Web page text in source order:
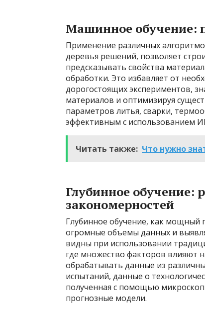
Машинное обучение:
Применение различных
деревья решений, позволяет
предсказывать свойства
обработки. Это избавляет от
дорогостоящих экспериментов,
материалов и оптимизируя
параметров литья, сварки,
эффективным с использованием
Читать также: Что нужно
Глубинное обучение:
закономерностей
Глубинное обучение, как мощный
огромные объемы данных и
видны при использовании
где множество факторов влияют
обрабатывать данные из
испытаний, данные о
полученная с помощью
прогнозные модели.